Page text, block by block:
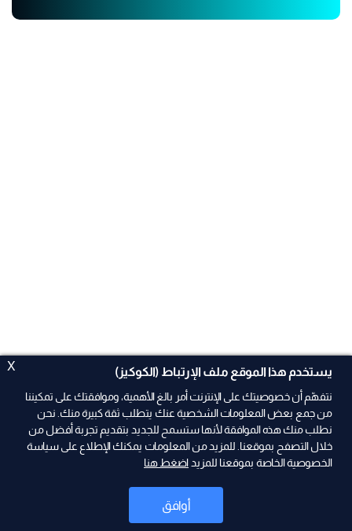
X يستخدم هذا الموقع ملف الإرتباط (الكوكيز)
نتفهّم أن خصوصيتك على الإنترنت أمر بالغ الأهمية، وموافقتك على تمكيننا
من جمع بعض المعلومات الشخصية عنك يتطلب ثقة كبيرة منك. نحن
نطلب منك هذه الموافقة لأنها ستسمح للجديد بتقديم تجربة أفضل من
خلال التصفح بموقعنا. للمزيد من المعلومات يمكنك الإطلاع على سياسة
الخصوصية الخاصة بموقعنا للمزيد اضغط هنا
أوافق
ad